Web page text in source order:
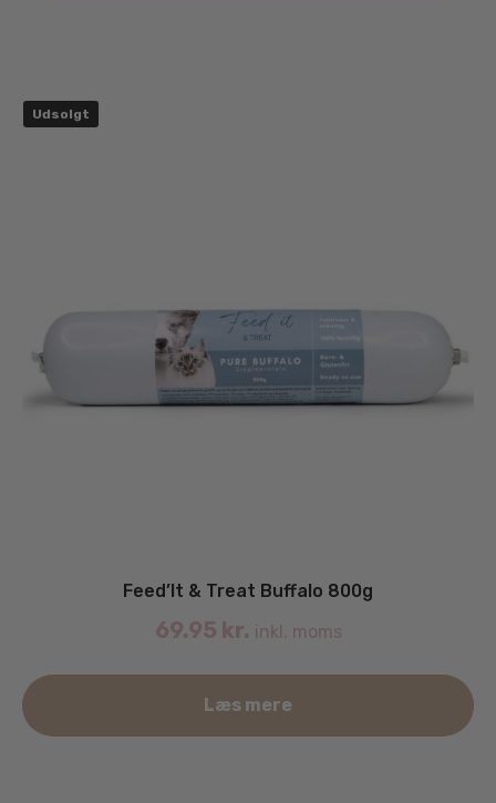
Udsolgt
Feed’It & Treat Buffalo 800g
69.95 kr. inkl. moms
Læs mere